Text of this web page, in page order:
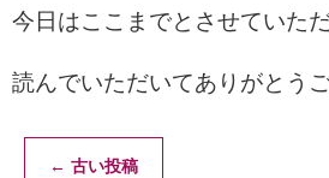
今日はここまでとさせていただ
読んでいただいてありがとう
← 古い投稿